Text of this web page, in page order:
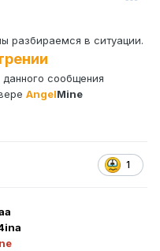
разбираемся в ситуации.
сообщения
AngelMine
1